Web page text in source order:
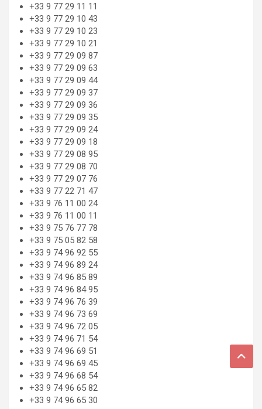
+33 9 77 29 11 11
+33 9 77 29 10 43
+33 9 77 29 10 23
+33 9 77 29 10 21
+33 9 77 29 09 87
+33 9 77 29 09 63
+33 9 77 29 09 44
+33 9 77 29 09 37
+33 9 77 29 09 36
+33 9 77 29 09 35
+33 9 77 29 09 24
+33 9 77 29 09 18
+33 9 77 29 08 95
+33 9 77 29 08 70
+33 9 77 29 07 76
+33 9 77 22 71 47
+33 9 76 11 00 24
+33 9 76 11 00 11
+33 9 75 76 77 78
+33 9 75 05 82 58
+33 9 74 96 92 55
+33 9 74 96 89 24
+33 9 74 96 85 89
+33 9 74 96 84 95
+33 9 74 96 76 39
+33 9 74 96 73 69
+33 9 74 96 72 05
+33 9 74 96 71 54
+33 9 74 96 69 51
+33 9 74 96 69 45
+33 9 74 96 68 54
+33 9 74 96 65 82
+33 9 74 96 65 30